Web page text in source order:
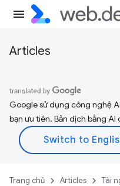
Articles
Google sử dụng công nghệ
bạn ưu tiên. Bản dịch bằng AI
Trang chủ Articles Tài